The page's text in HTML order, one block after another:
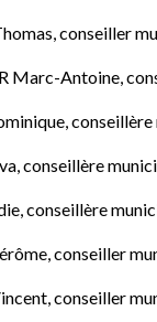
conseiller
Marc-Antoine,
conseillère
conseillère
conseillère
conseiller
conseiller